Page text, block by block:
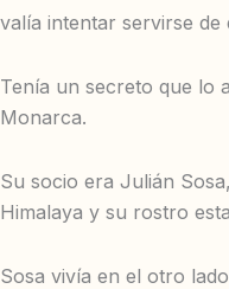
valía intentar servirse
Tenía un secreto que lo
Monarca.
Su socio era Julián
Himalaya y su rostro
Sosa vivía en el otro